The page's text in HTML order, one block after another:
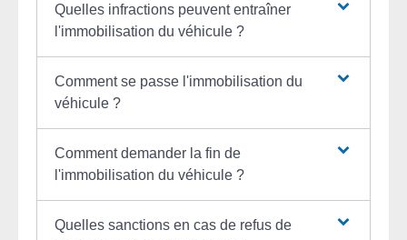
Quelles infractions peuvent entraîner
l'immobilisation du véhicule ?
Comment se passe l'immobilisation du
véhicule ?
Comment demander la fin de
l'immobilisation du véhicule ?
Quelles sanctions en cas de refus de